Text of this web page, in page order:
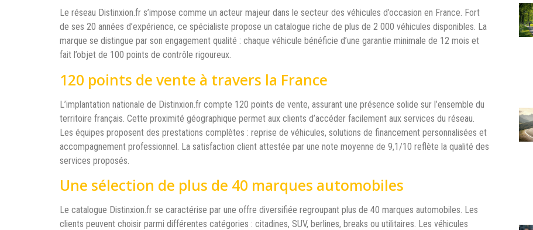
Le réseau Distinxion.fr s’impose comme un acteur majeur dans le secteur des véhicules d’occasion en France. Fort
de ses 20 années d’expérience, ce spécialiste propose un catalogue riche de plus de 2 000 véhicules disponibles. La
marque se distingue par son engagement qualité : chaque véhicule bénéficie d’une garantie minimale de 12 mois et
fait l’objet de 100 points de contrôle rigoureux.
120 points de vente à travers la France
L’implantation nationale de Distinxion.fr compte 120 points de vente, assurant une présence solide sur l’ensemble du
territoire français. Cette proximité géographique permet aux clients d’accéder facilement aux services du réseau.
Les équipes proposent des prestations complètes : reprise de véhicules, solutions de financement personnalisées et
accompagnement professionnel. La satisfaction client attestée par une note moyenne de 9,1/10 reflète la qualité des
services proposés.
Une sélection de plus de 40 marques automobiles
Le catalogue Distinxion.fr se caractérise par une offre diversifiée regroupant plus de 40 marques automobiles. Les
clients peuvent choisir parmi différentes catégories : citadines, SUV, berlines, breaks ou utilitaires. Les véhicules